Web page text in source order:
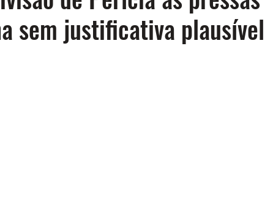
sem justificativa plausível